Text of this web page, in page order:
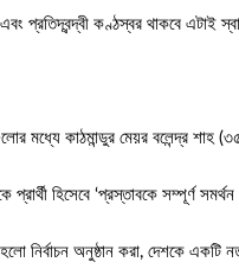
প্রতিদ্বন্দ্বী কণ্ঠস্বর থাকবে এটাই
মধ্যে কাঠমান্ডুর মেয়র বলেন্দ্র
হিসেবে ‘প্রস্তাবকে সম্পূর্ণ
নির্বাচন অনুষ্ঠান করা, দেশকে একটি